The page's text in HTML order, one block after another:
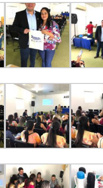
Pública
do Exercício Profissional
serviços
auditório